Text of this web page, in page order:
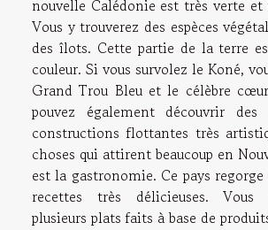
nouvelle Calédonie est très verte et
Vous y trouverez des espèces
des îlots. Cette partie de la terre
couleur. Si vous survolez le Koné,
Grand Trou Bleu et le célèbre
pouvez également découvrir
constructions flottantes très
choses qui attirent beaucoup en
est la gastronomie. Ce pays regorge
recettes très délicieuses. Vous
plusieurs plats faits à base de